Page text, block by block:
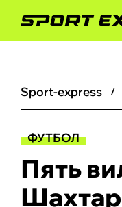
sport-express
ФУТБОЛ
Пять